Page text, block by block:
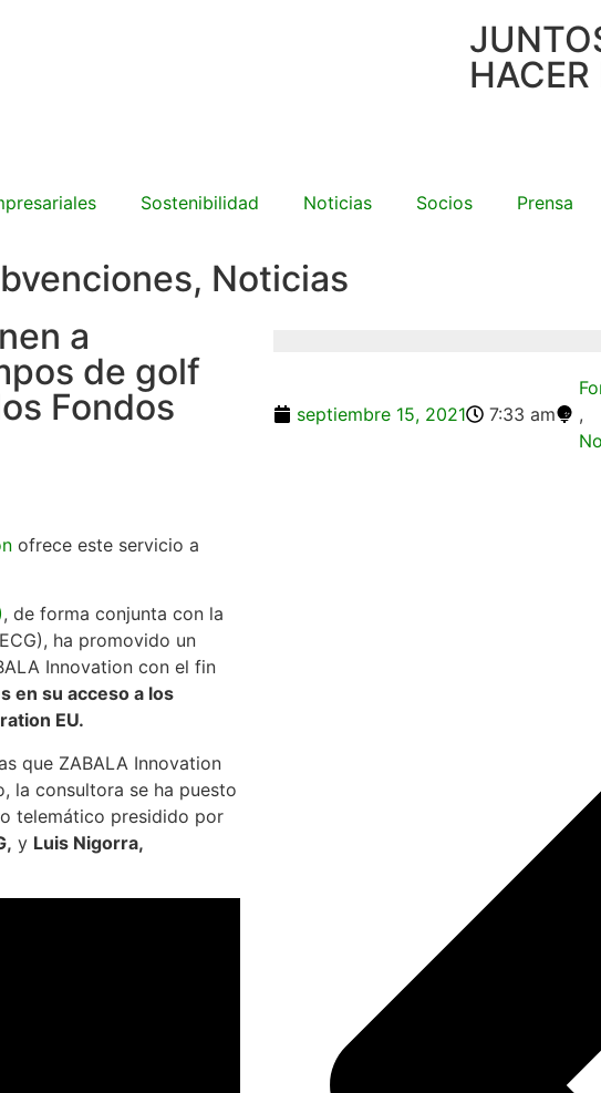
Sostenibilidad Noticias Socios Prensa
, Noticias
a
de golf
Fondos
ofrece este servicio a
, de forma conjunta con la
ha promovido un
Innovation con el fin
en su acceso a los
EU.
que ZABALA Innovation
la consultora se ha puesto
telemático presidido por
y Luis Nigorra,
septiembre 15, 2021 7:33 am
,